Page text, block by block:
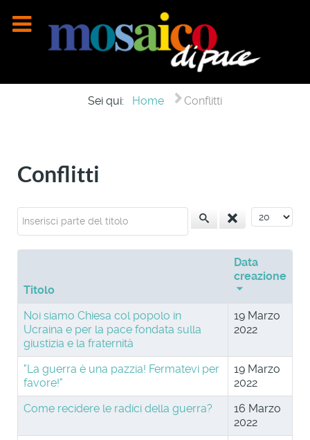
Sei qui: Home Conflitti
Conflitti
Inserisci parte del titolo Visualizza
Titolo
Data
creazione
Noi siamo Chiesa col popolo in
Ucraina e per la pace fondata sulla
giustizia e la fraternità
19 Marzo
2022
"La guerra è una pazzia! Fermatevi per
favore!"
19 Marzo
2022
Come recidere le radici della guerra?
16 Marzo
2022